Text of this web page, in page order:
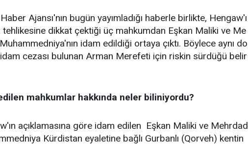
Ajansı'nın bugün yayımladığı haberle birlikte, Hengaw'ı
tehlikesine dikkat çektiği üç mahkumdan Eşkan Maliki ve Me
idam edildiği ortaya çıktı. Böylece aynı do
cezası bulunan Arman Merefeti için riskin sürdüğü belir
mahkumlar hakkında neler biliniyordu?
açıklamasına göre idam edilen Eşkan Maliki ve Mehrdad
Kürdistan eyaletine bağlı Gurbanlı (Qorveh) kentin